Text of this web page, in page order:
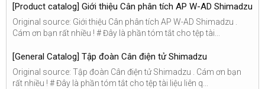
[Product catalog] Giới thiệu Cân phân tích AP W-AD Shimadzu
Original source: Giới thiệu Cân phân tích AP W-AD Shimadzu .
Cám ơn bạn rất nhiều ! # Đây là phần tóm tắt cho tệp tài...
[General Catalog] Tập đoàn Cân điện tử Shimadzu
Original source: Tập đoàn Cân điện tử Shimadzu . Cám ơn bạn
rất nhiều ! # Đây là phần tóm tắt cho tệp tài liệu liên q...